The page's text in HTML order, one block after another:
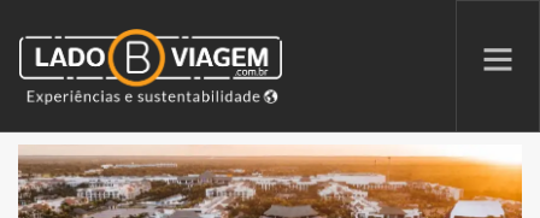
PROMOÇÕES
QUEM SOMOS